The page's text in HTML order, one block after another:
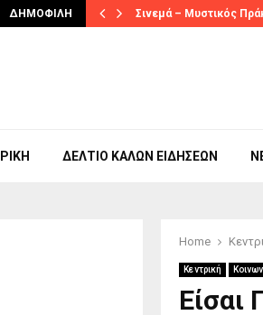
ΔΗΜΟΦΙΛΉ Σινεμά – Μυστικός
ΔΕΛΤΊΟ ΚΑΛΏΝ ΕΙΔΉΣΕΩΝ
Home
Κεντρική
Είσαι